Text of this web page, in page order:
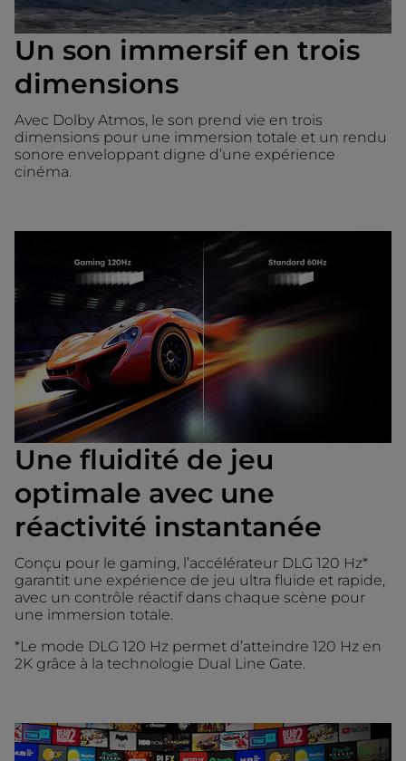
Un son immersif en trois
dimensions
Avec Dolby Atmos, le son prend vie en trois
dimensions pour une immersion totale et un rendu
sonore enveloppant digne d’une expérience
cinéma.
Une fluidité de jeu
optimale avec une
réactivité instantanée
Conçu pour le gaming, l’accélérateur DLG 120 Hz*
garantit une expérience de jeu ultra fluide et rapide,
avec un contrôle réactif dans chaque scène pour
une immersion totale.
*Le mode DLG 120 Hz permet d’atteindre 120 Hz en
2K grâce à la technologie Dual Line Gate.